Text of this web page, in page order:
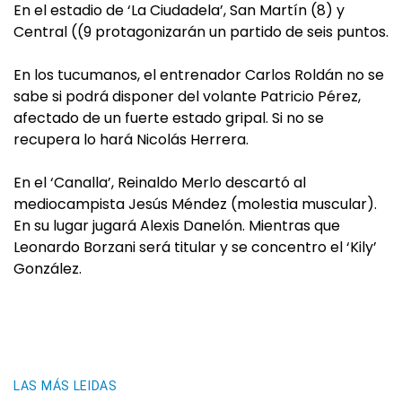
En el estadio de ‘La Ciudadela’, San Martín (8) y
Central ((9 protagonizarán un partido de seis puntos.
En los tucumanos, el entrenador Carlos Roldán no se
sabe si podrá disponer del volante Patricio Pérez,
afectado de un fuerte estado gripal. Si no se
recupera lo hará Nicolás Herrera.
En el ‘Canalla’, Reinaldo Merlo descartó al
mediocampista Jesús Méndez (molestia muscular).
En su lugar jugará Alexis Danelón. Mientras que
Leonardo Borzani será titular y se concentro el ‘Kily’
González.
LAS MÁS LEIDAS